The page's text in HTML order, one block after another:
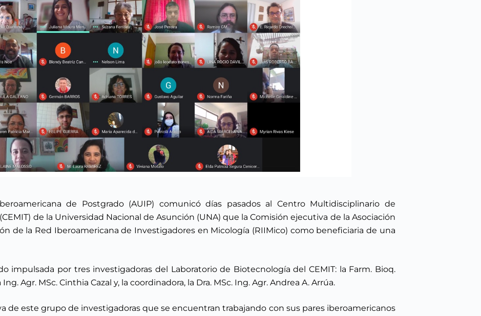
de Postgrado (AUIP) comunicó días pasados al Centro Multidisciplinario de
de la Universidad Nacional de Asunción (UNA) que la Comisión ejecutiva de la Asociación
de la Red Iberoamericana de Investigadores en Micología (RIIMico) como beneficiaria de una
impulsada por tres investigadoras del Laboratorio de Biotecnología del CEMIT: la Farm. Bioq.
Agr. MSc. Cinthia Cazal y, la coordinadora, la Dra. MSc. Ing. Agr. Andrea A. Arrúa.
de este grupo de investigadoras que se encuentran trabajando con sus pares iberoamericanos